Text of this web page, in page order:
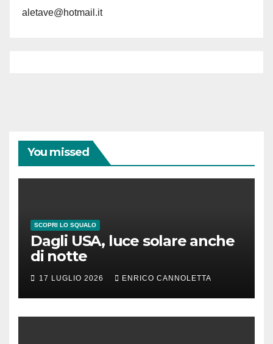
aletave@hotmail.it
You missed
SCOPRI LO SQUALO
Dagli USA, luce solare anche
di notte
17 LUGLIO 2026 ENRICO CANNOLETTA